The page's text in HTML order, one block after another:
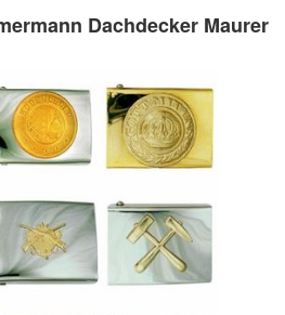
Dachdecker Maurer